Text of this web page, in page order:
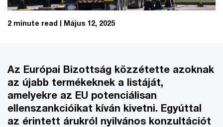
2 minute read Május 12, 2025
Az Európai Bizottság közzétette azoknak
az újabb termékeknek a listáját,
amelyekre az EU potenciálisan
ellenszankcióikat kíván kivetni. Egyúttal
az érintett árukról nyilvános konzultációt